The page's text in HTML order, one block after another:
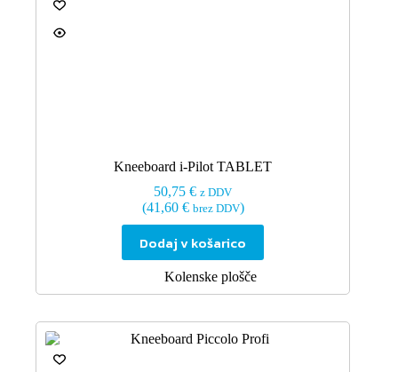
Kneeboard i-Pilot TABLET
50,75€ z DDV
(41,60 € brez DDV)
Dodaj v košarico
Kolenske plošče